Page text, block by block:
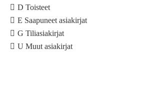
D Toisteet
E Saapuneet asiakirjat
G Tiliasiakirjat
U Muut asiakirjat